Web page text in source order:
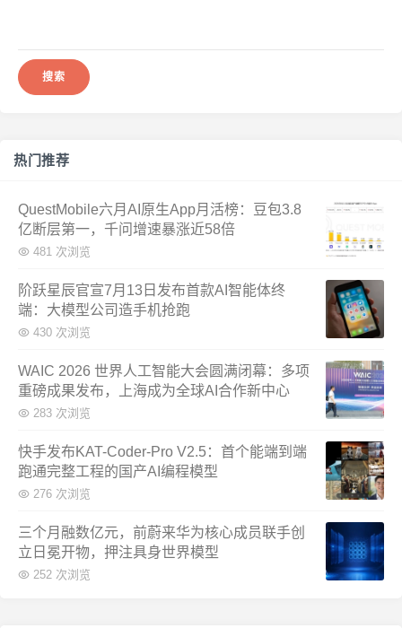
热门推荐
QuestMobile六月AI原生App月活榜：豆包3.8
亿断层第一，千问增速暴涨近58倍
481 次浏览
阶跃星辰官宣7月13日发布首款AI智能体终
端：大模型公司造手机抢跑
430 次浏览
WAIC 2026 世界人工智能大会圆满闭幕：多项
重磅成果发布，上海成为全球AI合作新中心
283 次浏览
快手发布KAT-Coder-Pro V2.5：首个能端到端
跑通完整工程的国产AI编程模型
276 次浏览
三个月融数亿元，前蔚来华为核心成员联手创
立日冕开物，押注具身世界模型
252 次浏览